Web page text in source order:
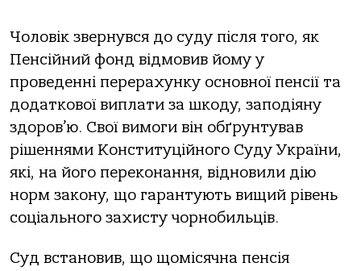
Чоловік звернувся до суду після того, як
Пенсійний фонд відмовив йому у
проведенні перерахунку основної пенсії та
додаткової виплати за шкоду, заподіяну
здоров’ю. Свої вимоги він обґрунтував
рішеннями Конституційного Суду України,
які, на його переконання, відновили дію
норм закону, що гарантують вищий рівень
соціального захисту чорнобильців.
Суд встановив, що щомісячна пенсія